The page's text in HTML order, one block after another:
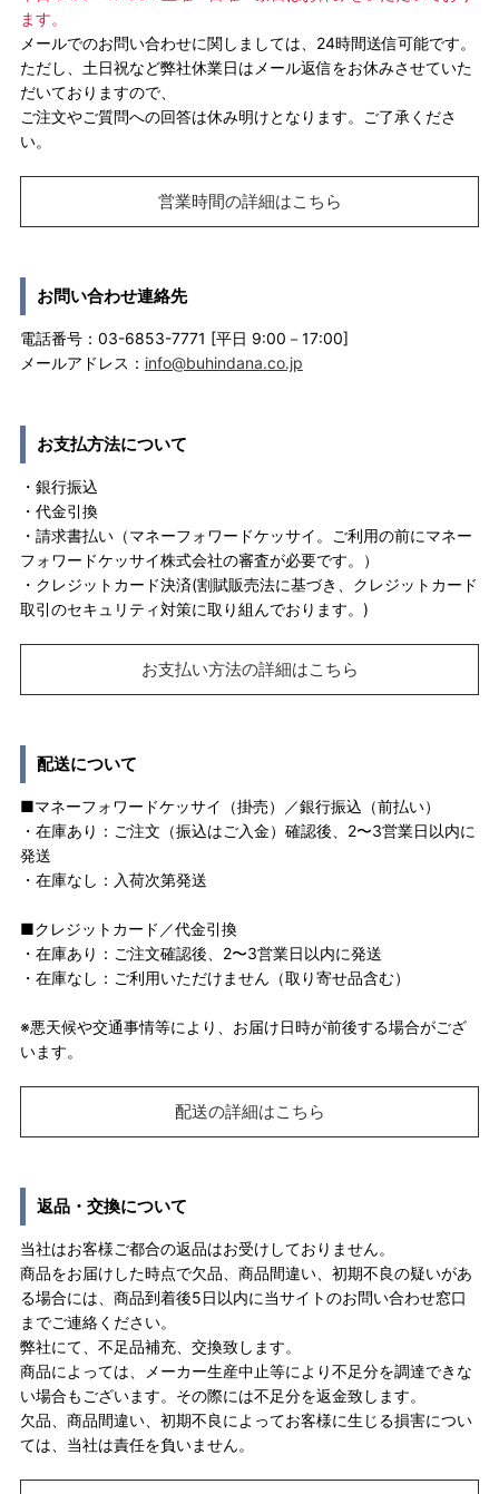
ます。
メールでのお問い合わせに関しましては、24時間送信可能です。
ただし、土日祝など弊社休業日はメール返信をお休みさせていた
だいておりますので、
ご注文やご質問への回答は休み明けとなります。ご了承くださ
い。
営業時間の詳細はこちら
お問い合わせ連絡先
電話番号：03-6853-7771 [平日 9:00－17:00]
メールアドレス： info@buhindana.co.jp
お支払方法について
・銀行振込
・代金引換
・請求書払い（マネーフォワードケッサイ。ご利用の前にマネー
フォワードケッサイ株式会社の審査が必要です。）
・クレジットカード決済(割賦販売法に基づき、クレジットカード
取引のセキュリティ対策に取り組んでおります。)
お支払い方法の詳細はこちら
配送について
■マネーフォワードケッサイ（掛売）／銀行振込（前払い）
・在庫あり：ご注文（振込はご入金）確認後、2〜3営業日以内に
発送
・在庫なし：入荷次第発送
■クレジットカード／代金引換
・在庫あり：ご注文確認後、2〜3営業日以内に発送
・在庫なし：ご利用いただけません（取り寄せ品含む）
※悪天候や交通事情等により、お届け日時が前後する場合がござ
います。
配送の詳細はこちら
返品・交換について
当社はお客様ご都合の返品はお受けしておりません。
商品をお届けした時点で欠品、商品間違い、初期不良の疑いがあ
る場合には、商品到着後5日以内に当サイトのお問い合わせ窓口
までご連絡ください。
弊社にて、不足品補充、交換致します。
商品によっては、メーカー生産中止等により不足分を調達できな
い場合もございます。その際には不足分を返金致します。
欠品、商品間違い、初期不良によってお客様に生じる損害につい
ては、当社は責任を負いません。